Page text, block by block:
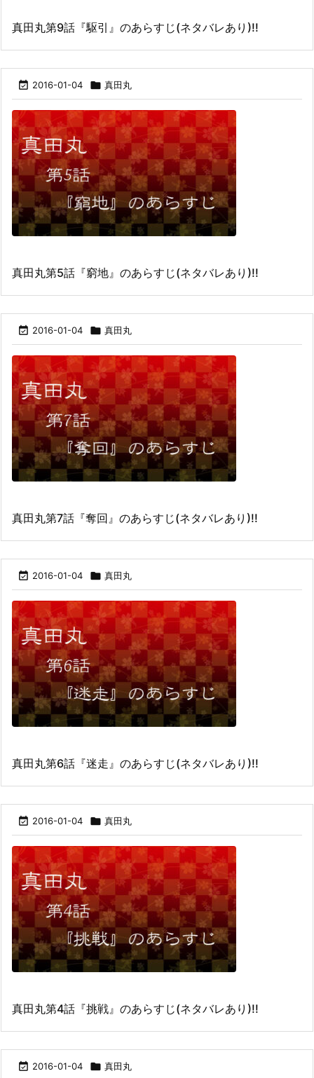
真田丸第9話『駆引』のあらすじ(ネタバレあり)!!
 2016-01-04  真田丸
真田丸第5話『窮地』のあらすじ(ネタバレあり)!!
 2016-01-04  真田丸
真田丸第7話『奪回』のあらすじ(ネタバレあり)!!
 2016-01-04  真田丸
真田丸第6話『迷走』のあらすじ(ネタバレあり)!!
 2016-01-04  真田丸
真田丸第4話『挑戦』のあらすじ(ネタバレあり)!!
 2016-01-04  真田丸